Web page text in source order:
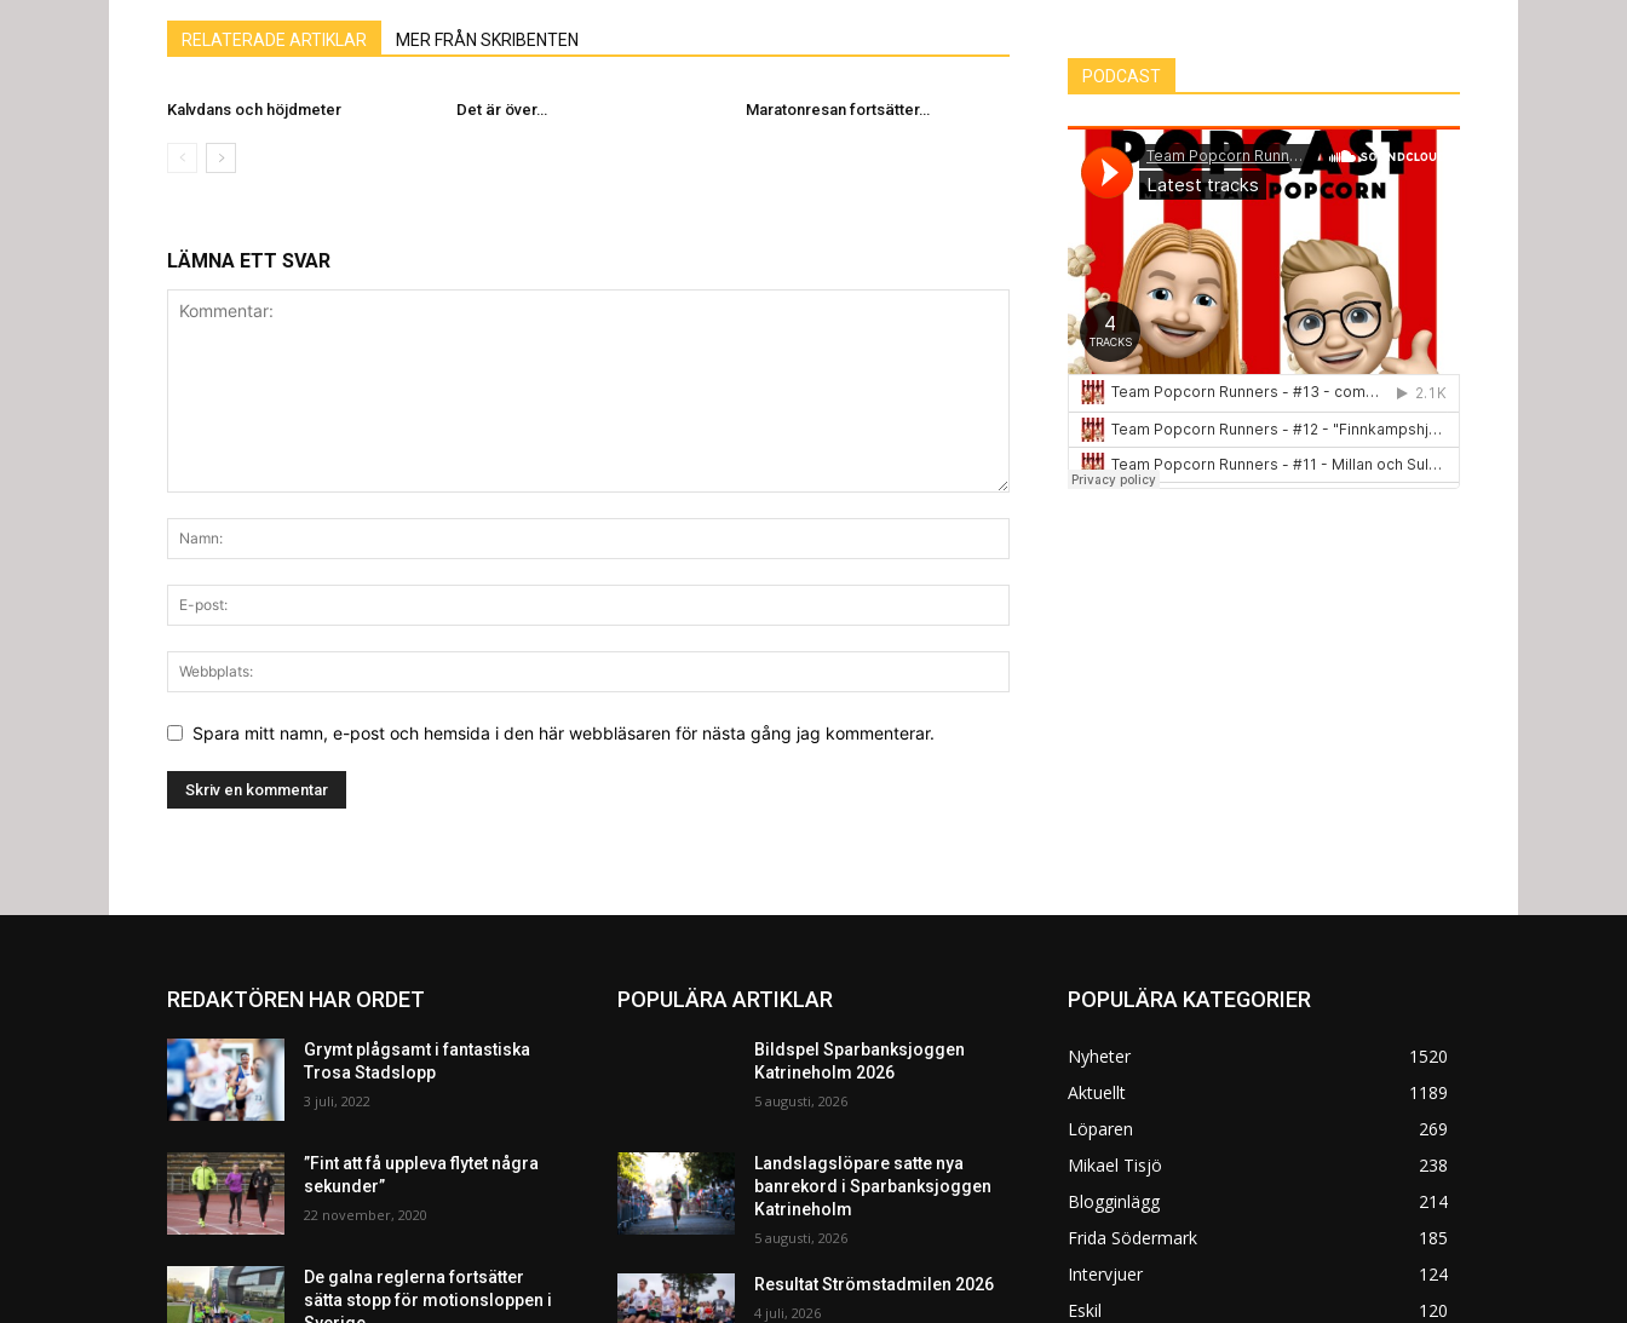
RELATERADE ARTIKLAR MER FRÅN SKRIBENTEN
Kalvdans och höjdmeter Det är över… Maratonresan fortsätter…
LÄMNA ETT SVAR
Spara mitt namn, e-post och hemsida i den här webbläsaren för nästa gång jag kommenterar.
PODCAST
REDAKTÖREN HAR ORDET
Grymt plågsamt i fantastiska
Trosa Stadslopp
3 juli, 2022
”Fint att få uppleva flytet några
sekunder”
22 november, 2020
De galna reglerna fortsätter
sätta stopp för motionsloppen i
POPULÄRA ARTIKLAR
Bildspel Sparbanksjoggen
Katrineholm 2026
5 augusti, 2026
Landslagslöpare satte nya
banrekord i Sparbanksjoggen
Katrineholm
5 augusti, 2026
Resultat Strömstadmilen 2026
4 juli, 2026
POPULÄRA KATEGORIER
Nyheter
1520
Aktuellt
1189
Löparen
269
Mikael Tisjö
238
Blogginlägg
214
Frida Södermark
185
Intervjuer
124
Eskil
120